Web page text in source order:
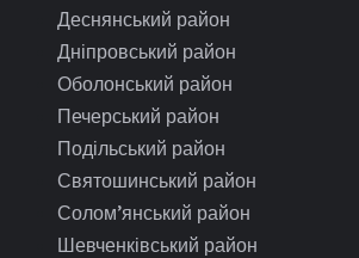
Деснянський район
Дніпровський район
Оболонський район
Печерський район
Подільський район
Святошинський район
Солом’янський район
Шевченківський район